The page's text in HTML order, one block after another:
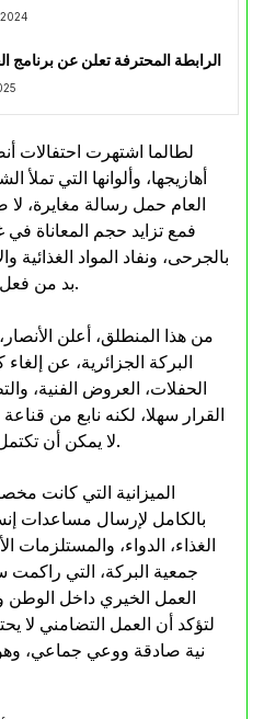
الرابطة المحترفة تعلن عن برنامج
لطالما اشتهرت احتفالات
أهازيجها، وألوانها التي
العام حمل رسالة مغايرة،
فمع تزايد حجم المعاناة
بالجرحى، ونفاد المواد الغذائية
بد من فعل يتجاوز الكلمات والشعارات.
من هذا المنطلق، أعلن
البركة الجزائرية، عن
الحفلات، العروض الفنية،
القرار سهلا، لكنه نابع من
لا يمكن أن تكتمل في ظل معاناة إخوتنا هناك.
الميزانية التي كانت
بالكامل لإرسال مساعدات
الغذاء، الدواء،
جمعية البركة، التي
العمل الخيري داخل الوطن
لتؤكد أن العمل التضامني لا
نية صادقة ووعي جماعي،